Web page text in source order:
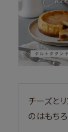
チーズと
のはもち